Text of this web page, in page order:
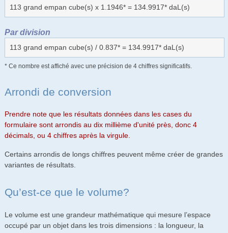
113 grand empan cube(s) x 1.1946* = 134.9917* daL(s)
Par division
113 grand empan cube(s) / 0.837* = 134.9917* daL(s)
* Ce nombre est affiché avec une précision de 4 chiffres significatifs.
Arrondi de conversion
Prendre note que les résultats données dans les cases du
formulaire sont arrondis au dix millième d'unité près, donc 4
décimals, ou 4 chiffres après la virgule.
Certains arrondis de longs chiffres peuvent même créer de grandes
variantes de résultats.
Qu’est-ce que le volume?
Le volume est une grandeur mathématique qui mesure l’espace
occupé par un objet dans les trois dimensions : la longueur, la